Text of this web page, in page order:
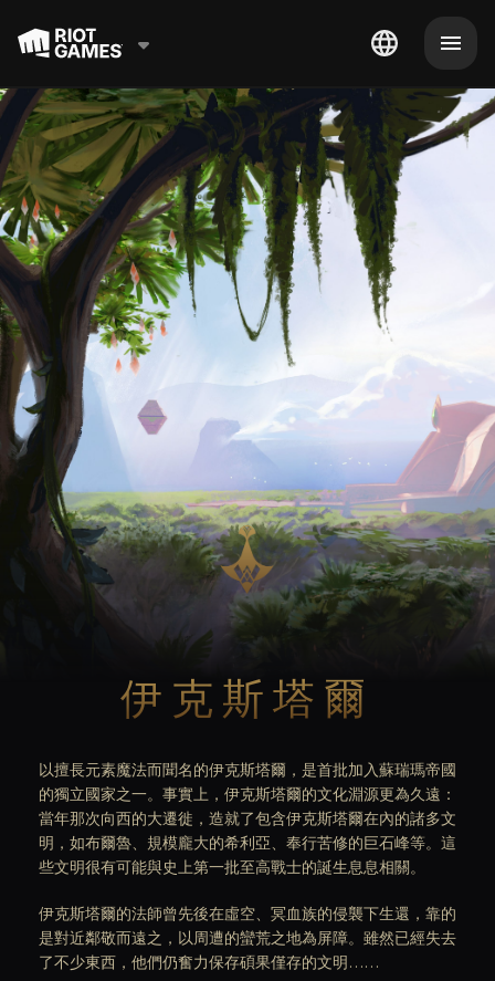
伊克斯塔爾
以擅長元素魔法而聞名的伊克斯塔爾，是首批加入蘇瑞瑪帝國
的獨立國家之一。事實上，伊克斯塔爾的文化淵源更為久遠：
當年那次向西的大遷徙，造就了包含伊克斯塔爾在內的諸多文
明，如布爾魯、規模龐大的希利亞、奉行苦修的巨石峰等。這
些文明很有可能與史上第一批至高戰士的誕生息息相關。
伊克斯塔爾的法師曾先後在虛空、冥血族的侵襲下生還，靠的
是對近鄰敬而遠之，以周遭的蠻荒之地為屏障。雖然已經失去
了不少東西，他們仍奮力保存碩果僅存的文明……